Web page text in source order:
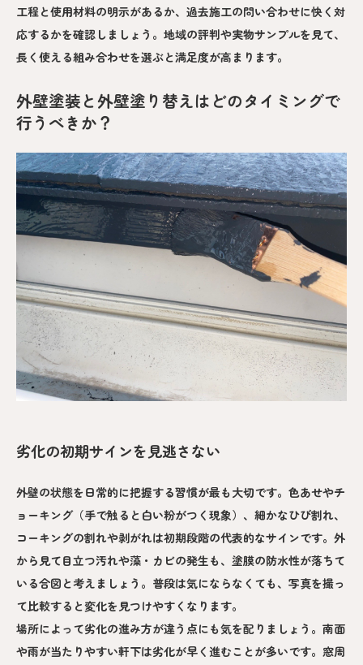
工程と使用材料の明示があるか、過去施工の問い合わせに快く対
応するかを確認しましょう。地域の評判や実物サンプルを見て、
長く使える組み合わせを選ぶと満足度が高まります。
外壁塗装と外壁塗り替えはどのタイミングで
行うべきか？
劣化の初期サインを見逃さない
外壁の状態を日常的に把握する習慣が最も大切です。色あせやチ
ョーキング（手で触ると白い粉がつく現象）、細かなひび割れ、
コーキングの割れや剥がれは初期段階の代表的なサインです。外
から見て目立つ汚れや藻・カビの発生も、塗膜の防水性が落ちて
いる合図と考えましょう。普段は気にならなくても、写真を撮っ
て比較すると変化を見つけやすくなります。
場所によって劣化の進み方が違う点にも気を配りましょう。南面
や雨が当たりやすい軒下は劣化が早く進むことが多いです。窓周